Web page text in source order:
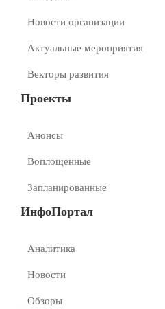
Новости организации
Актуальные мероприятия
Векторы развития
Проекты
Анонсы
Воплощенные
Запланированные
ИнфоПортал
Аналитика
Новости
Обзоры